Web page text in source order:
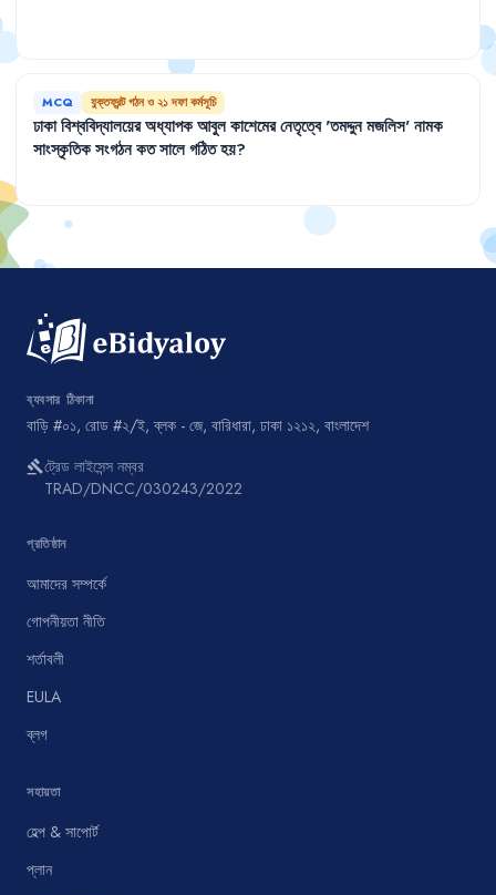
MCQ যুক্তফ্রন্ট গঠন ও ২১ দফা কর্মসূচি
ঢাকাবিশ্ববিদ্যালয়েরঅধ্যাপকআবুলকাশেমেরনেতৃত্বে 'তমদ্দুনমজলিস'নামক
সাংস্কৃতিকসংগঠনকতসালেগঠিতহয়?
ব্যবসার ঠিকানা
বাড়ি #০১, রোড #২/ই, ব্লক - জে, বারিধারা, ঢাকা ১২১২, বাংলাদেশ
gavelট্রেড লাইসেন্স নম্বর
TRAD/DNCC/030243/2022
প্রতিষ্ঠান
আমাদের সম্পর্কে
গোপনীয়তা নীতি
শর্তাবলী
EULA
ব্লগ
সহায়তা
হেল্প & সাপোর্ট
প্লান